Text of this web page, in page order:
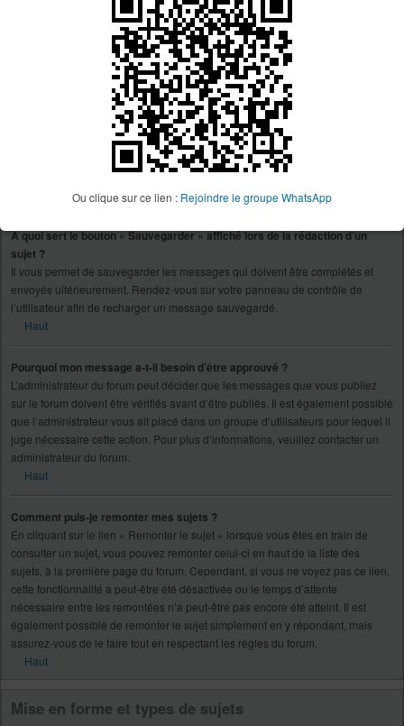
Ou clique sur ce lien : Rejoindre le groupe WhatsApp
décision n’appartient qu’à l’administrateur du forum concerné, le phpBB
Group n’est en aucun cas responsable de ce qui est appliqué ou non. Pour
plus d’informations, veuillez contacter un administrateur du forum.
Comment puis-je rapporter des messages à un modérateur ?
Si l’administrateur du forum a activé cette fonctionnalité, un bouton à cette fin
devrait être affiché à côté du message que vous souhaitez rapporter. En
cliquant sur celui-ci, vous trouverez toutes les étapes nécessaires afin de
rapporter le message.
À quoi sert le bouton « Sauvegarder » affiché lors de la rédaction d’un
sujet ?
Il vous permet de sauvegarder les messages qui doivent être complétés et
envoyés ultérieurement. Rendez-vous sur votre panneau de contrôle de
l’utilisateur afin de recharger un message sauvegardé.
Haut
Pourquoi mon message a-t-il besoin d’être approuvé ?
L’administrateur du forum peut décider que les messages que vous publiez
sur le forum doivent être vérifiés avant d’être publiés. Il est également possible
que l’administrateur vous ait placé dans un groupe d’utilisateurs pour lequel il
juge nécessaire cette action. Pour plus d’informations, veuillez contacter un
administrateur du forum.
Haut
Comment puis-je remonter mes sujets ?
En cliquant sur le lien « Remonter le sujet » lorsque vous êtes en train de
consulter un sujet, vous pouvez remonter celui-ci en haut de la liste des
sujets, à la première page du forum. Cependant, si vous ne voyez pas ce lien,
cette fonctionnalité a peut-être été désactivée ou le temps d’attente
nécessaire entre les remontées n’a peut-être pas encore été atteint. Il est
également possible de remonter le sujet simplement en y répondant, mais
assurez-vous de le faire tout en respectant les règles du forum.
Haut
Mise en forme et types de sujets